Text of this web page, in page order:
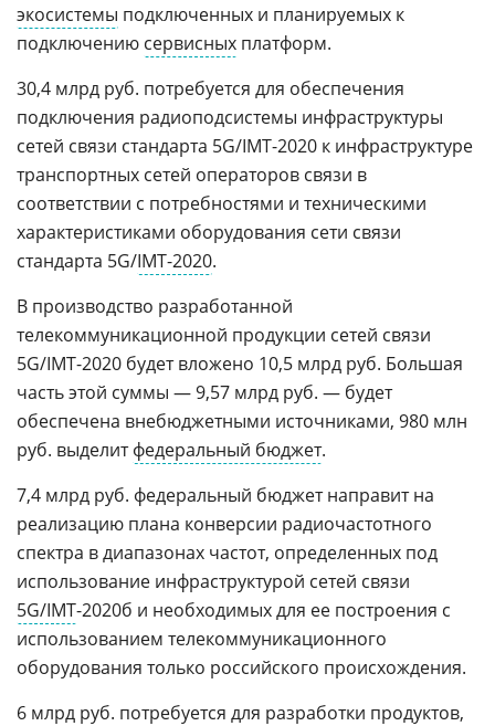
экосистемы подключенных и планируемых к
подключению сервисных платформ.
30,4 млрд руб. потребуется для обеспечения
подключения радиоподсистемы инфраструктуры
сетей связи стандарта 5G/IMT-2020 к инфраструктуре
транспортных сетей операторов связи в
соответствии с потребностями и техническими
характеристиками оборудования сети связи
стандарта 5G/IMT-2020.
В производство разработанной
телекоммуникационной продукции сетей связи
5G/IMT-2020 будет вложено 10,5 млрд руб. Большая
часть этой суммы — 9,57 млрд руб. — будет
обеспечена внебюджетными источниками, 980 млн
руб. выделитфедеральный бюджет.
7,4 млрд руб. федеральный бюджет направит на
реализацию плана конверсии радиочастотного
спектра в диапазонах частот, определенных под
использование инфраструктурой сетей связи
5G/IMT-2020б и необходимых для ее построения с
использованием телекоммуникационного
оборудования только российского происхождения.
6 млрд руб. потребуется для разработки продуктов,